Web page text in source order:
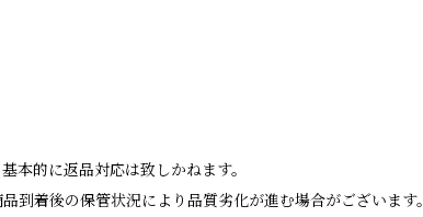
本的に返品対応は致しかねます。
到着後の保管状況により品質劣化が進む場合がございます。